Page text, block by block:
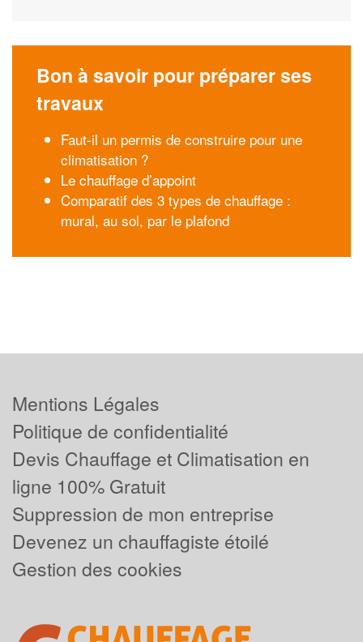
Bon à savoir pour préparer ses
travaux
Faut-il un permis de construire pour une
climatisation ?
Le chauffage d’appoint
Comparatif des 3 types de chauffage :
mural, au sol, par le plafond
Mentions Légales
Politique de confidentialité
Devis Chauffage et Climatisation en
ligne 100% Gratuit
Suppression de mon entreprise
Devenez un chauffagiste étoilé
Gestion des cookies